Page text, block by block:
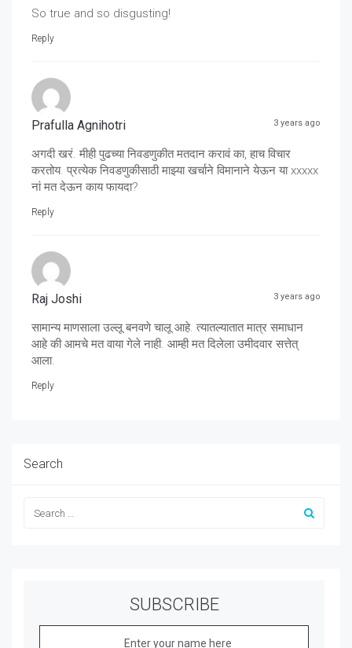
So true and so disgusting!
Reply
Prafulla Agnihotri 3 years ago
अगदी खरं. मीही पुढच्या निवडणुकीत मतदान करावं का, हाच विचार
करतोय. प्रत्येक निवडणुकीसाठी माझ्या खर्चाने विमानाने येऊन या xxxxx
नां मत देऊन काय फायदा?
Reply
Raj Joshi 3 years ago
सामान्य माणसाला उल्लू बनवणे चालू आहे. त्यातल्यातात मात्र समाधान
आहे की आमचे मत वाया गेले नाही. आम्ही मत दिलेला उमीदवार सत्तेत्
आला.
Reply
Search
SUBSCRIBE